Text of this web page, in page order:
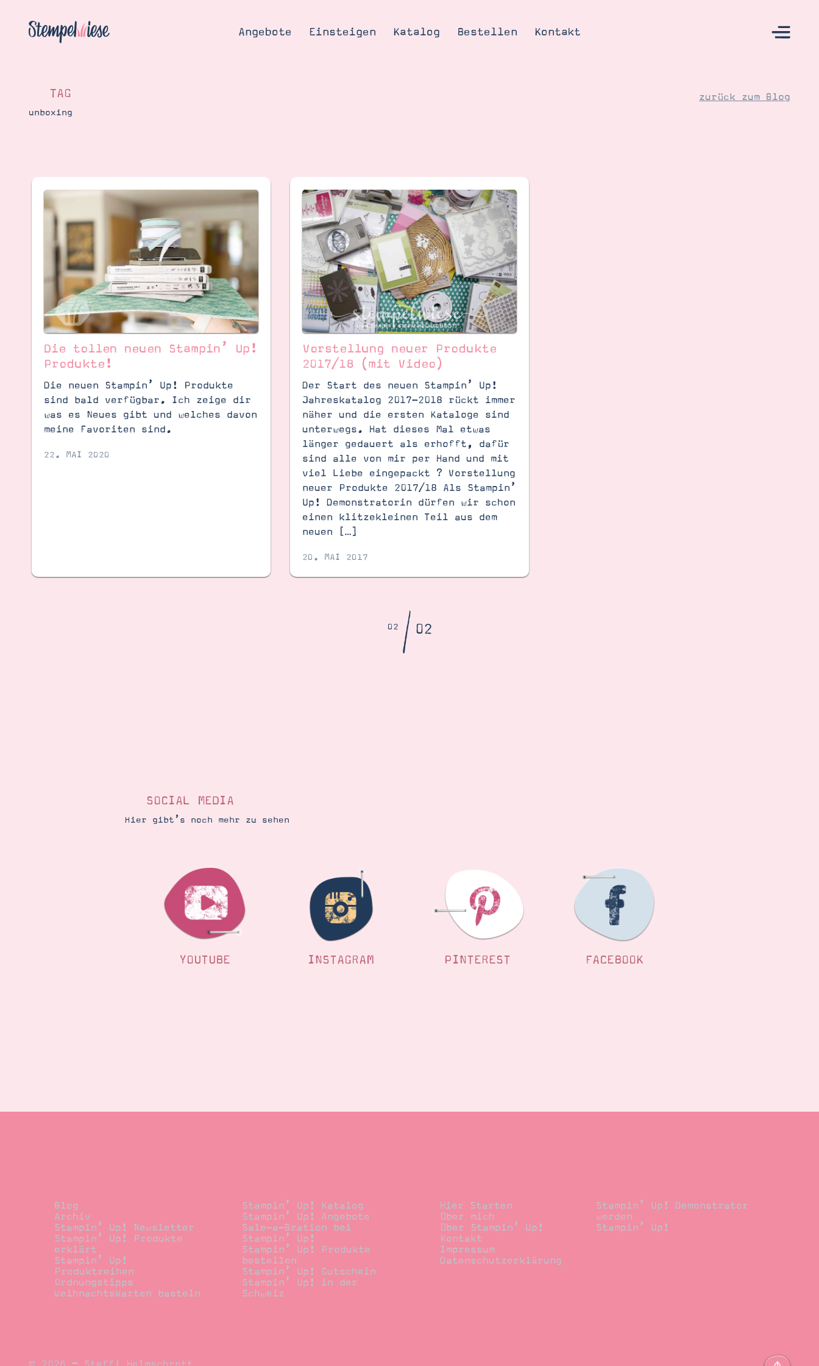
Angebote Einsteigen Katalog Bestellen Kontakt
Katalog
Bestellen
Kontakt
Blog
Gutscheine
Produkte erklärt
Über mich
Über Stampin’ Up!
SUCHE
TAG
unboxing
zurück zum Blog
Die tollen neuen Stampin’ Up!
Produkte!
Die neuen Stampin’ Up! Produkte
sind bald verfügbar. Ich zeige dir
was es Neues gibt und welches davon
meine Favoriten sind.
22. MAI 2020
Vorstellung neuer Produkte
2017/18 (mit Video)
Der Start des neuen Stampin’ Up!
Jahreskatalog 2017-2018 rückt immer
näher und die ersten Kataloge sind
unterwegs. Hat dieses Mal etwas
länger gedauert als erhofft, dafür
sind alle von mir per Hand und mit
viel Liebe eingepackt ? Vorstellung
neuer Produkte 2017/18 Als Stampin’
Up! Demonstratorin dürfen wir schon
einen klitzekleinen Teil aus dem
neuen […]
20. MAI 2017
02/02
SOCIAL MEDIA
Hier gibt’s noch mehr zu sehen
YOUTUBE INSTAGRAM PINTEREST FACEBOOK
Blog
Archiv
Stampin’ Up! Newsletter
Stampin’ Up! Produkte
erklärt
Stampin’ Up!
Produktreihen
Ordnungstipps
Weihnachtskarten basteln
Stampin’ Up! Katalog
Stampin’ Up! Angebote
Sale-a-Bration bei
Stampin’ Up!
Stampin’ Up! Produkte
bestellen
Stampin’ Up! Gutschein
Stampin’ Up! in der
Schweiz
Hier Starten
Über mich
Über Stampin’ Up!
Kontakt
Impressum
Datenschutzerklärung
Stampin’ Up! Demonstrator
werden
Stampin’ Up!